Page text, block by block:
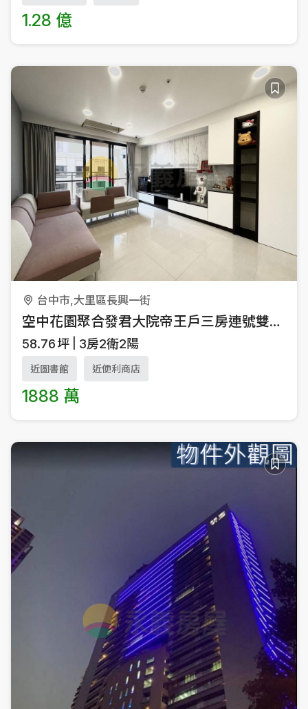
1.28 億
台中市,大里區長興一街
空中花園聚合發君大院帝王戶三房連號雙平車
58.76坪 3房2衛2陽
近圖書館 近便利商店
1888 萬